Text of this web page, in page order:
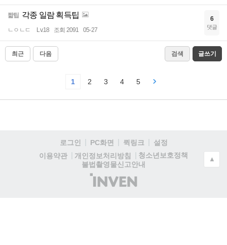
짧팁 각종 일람 획득팁
ㄴㅇㄴㄷ Lv.18 조회 2091 05-27
6
댓글
최근 다음 검색 글쓰기
1 2 3 4 5
로그인 PC화면 퀵링크
설정
이용약관
개인정보처리방침
청소년보호정책
불법촬영물신고안내
(주)
인
▲